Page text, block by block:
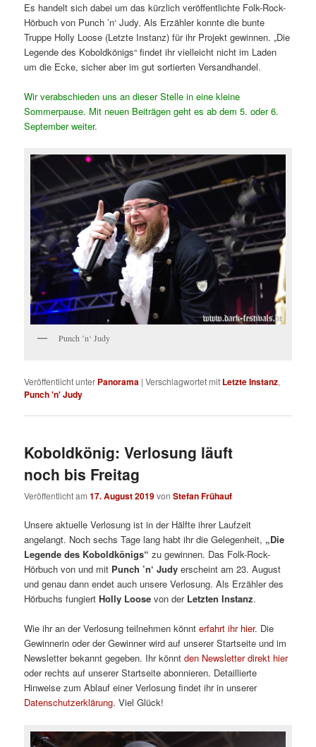
Es handelt sich dabei um das kürzlich veröffentlichte Folk-Rock-
Hörbuch von Punch ’n‘ Judy. Als Erzähler konnte die bunte
Truppe Holly Loose (Letzte Instanz) für ihr Projekt gewinnen. „Die
Legende des Koboldkönigs“ findet ihr vielleicht nicht im Laden
um die Ecke, sicher aber im gut sortierten Versandhandel.
Wir verabschieden uns an dieser Stelle in eine kleine
Sommerpause. Mit neuen Beiträgen geht es ab dem 5. oder 6.
September weiter.
Punch ’n‘ Judy
Veröffentlicht unter Panorama |Verschlagwortet mit Letzte Instanz,
Punch 'n' Judy
Koboldkönig: Verlosung läuft
noch bis Freitag
Veröffentlicht am17. August 2019vonStefan Frühauf
Unsere aktuelle Verlosung ist in der Hälfte ihrer Laufzeit
angelangt. Noch sechs Tage lang habt ihr die Gelegenheit, „Die
Legende des Koboldkönigs“ zu gewinnen. Das Folk-Rock-
Hörbuch von und mit Punch ’n‘ Judy erscheint am 23. August
und genau dann endet auch unsere Verlosung. Als Erzähler des
Hörbuchs fungiertHolly Loose von der Letzten Instanz.
Wie ihr an der Verlosung teilnehmen könnterfahrt ihr hier. Die
Gewinnerin oder der Gewinner wird auf unserer Startseite und im
Newsletter bekannt gegeben. Ihr könntden Newsletter direkt hier
oder rechts auf unserer Startseite abonnieren. Detaillierte
Hinweise zum Ablauf einer Verlosung findet ihr in unserer
Datenschutzerklärung. Viel Glück!